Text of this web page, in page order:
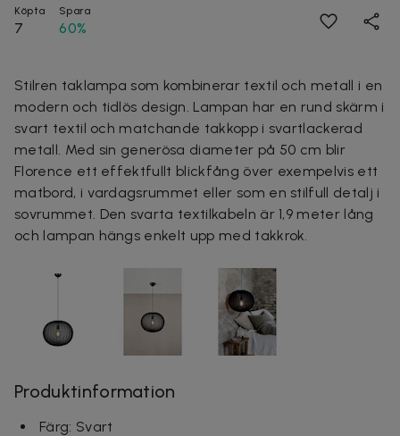
Köpta
7
Spara
60%
Stilren taklampa som kombinerar textil och metall i en
modern och tidlös design. Lampan har en rund skärm i
svart textil och matchande takkopp i svartlackerad
metall. Med sin generösa diameter på 50 cm blir
Florence ett effektfullt blickfång över exempelvis ett
matbord, i vardagsrummet eller som en stilfull detalj i
sovrummet. Den svarta textilkabeln är 1,9 meter lång
och lampan hängs enkelt upp med takkrok.
Produktinformation
Färg: Svart